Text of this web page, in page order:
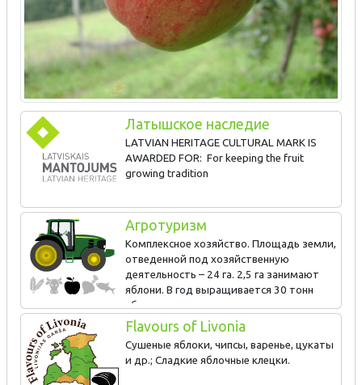
Латышское наследие
LATVIAN HERITAGE CULTURAL MARK IS
AWARDED FOR: For keeping the fruit
growing tradition
Агротуризм
Комплексное хозяйство. Площадь земли,
отведенной под хозяйственную
деятельность – 24 га. 2,5 га занимают
яблони. В год выращивается 30 тонн
яблок. из которых производят чипсы из
яблок, сушеные яблоки, яблочный сок и др. виды продукции.
Показывают, как сформировать крону плодовых деревьев.
Flavours of Livonia
Сушеные яблоки, чипсы, варенье, цукаты
и др.; Сладкие яблочные клецки.